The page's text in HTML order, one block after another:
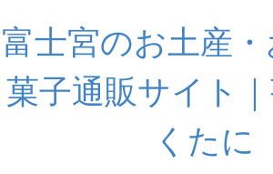
富士宮のお土産
菓子通販サイト
くたに